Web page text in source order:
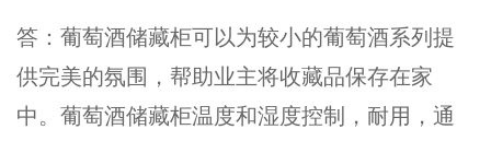
答：葡萄酒储藏柜可以为较小的葡萄酒系列提
供完美的氛围，帮助业主将收藏品保存在家
中。葡萄酒储藏柜温度和湿度控制，耐用，通